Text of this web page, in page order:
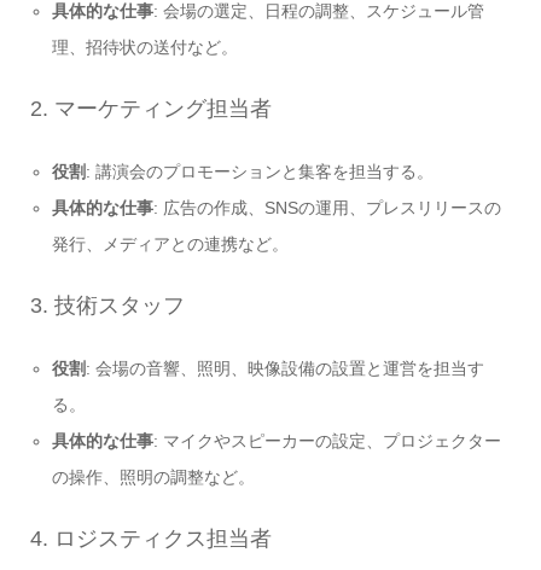
具体的な仕事: 会場の選定、日程の調整、スケジュール管
理、招待状の送付など。
2. マーケティング担当者
役割: 講演会のプロモーションと集客を担当する。
具体的な仕事: 広告の作成、SNSの運用、プレスリリースの
発行、メディアとの連携など。
3. 技術スタッフ
役割: 会場の音響、照明、映像設備の設置と運営を担当す
る。
具体的な仕事: マイクやスピーカーの設定、プロジェクター
の操作、照明の調整など。
4. ロジスティクス担当者